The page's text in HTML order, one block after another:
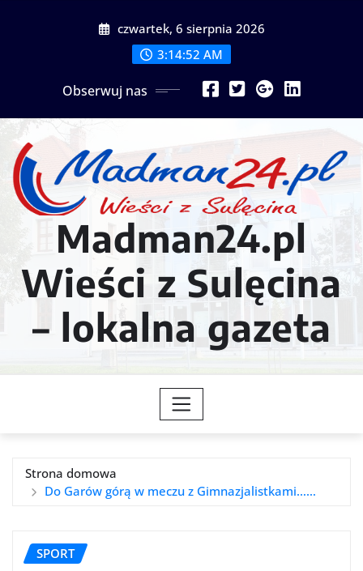
czwartek, 6 sierpnia 2026
3:14:54 AM
Obserwuj nas
Madman24.pl
Wieści z Sulęcina
– lokalna gazeta
Strona domowa
Do Garów górą w meczu z Gimnazjalistkami……
SPORT